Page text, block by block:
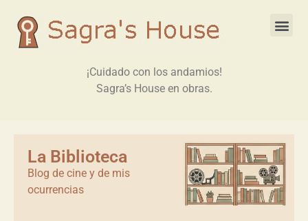
¡Cuidado con los andamios!
Sagra’s House en obras.
La Biblioteca
Blog de cine y de mis
ocurrencias